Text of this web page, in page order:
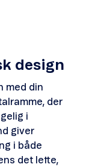
design
med din
der
i
giver
i både
det lette,